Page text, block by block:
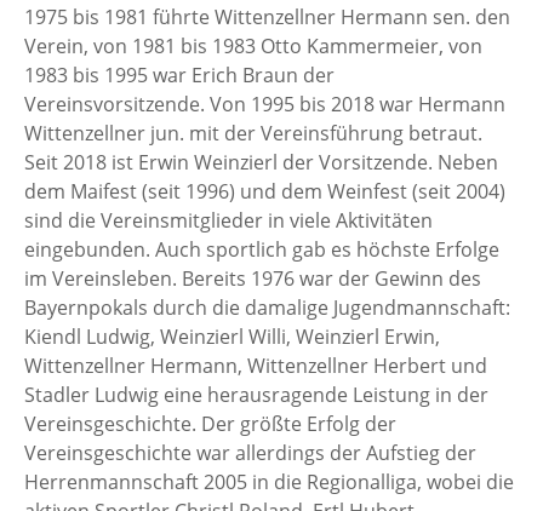
1975 bis 1981 führte Wittenzellner Hermann sen. den
Verein, von 1981 bis 1983 Otto Kammermeier, von
1983 bis 1995 war Erich Braun der
Vereinsvorsitzende. Von 1995 bis 2018 war Hermann
Wittenzellner jun. mit der Vereinsführung betraut.
Seit 2018 ist Erwin Weinzierl der Vorsitzende. Neben
dem Maifest (seit 1996) und dem Weinfest (seit 2004)
sind die Vereinsmitglieder in viele Aktivitäten
eingebunden. Auch sportlich gab es höchste Erfolge
im Vereinsleben. Bereits 1976 war der Gewinn des
Bayernpokals durch die damalige Jugendmannschaft:
Kiendl Ludwig, Weinzierl Willi, Weinzierl Erwin,
Wittenzellner Hermann, Wittenzellner Herbert und
Stadler Ludwig eine herausragende Leistung in der
Vereinsgeschichte. Der größte Erfolg der
Vereinsgeschichte war allerdings der Aufstieg der
Herrenmannschaft 2005 in die Regionalliga, wobei die